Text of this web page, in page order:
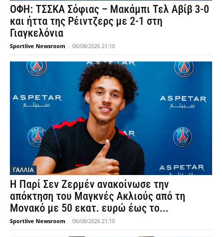
ΟΦΗ: ΤΣΣΚΑ Σόφιας – Μακάμπι Τελ Αβίβ 3-0
και ήττα της Ρέιντζερς με 2-1 στη
Γιαγκελόνια
Sportlive Newsroom - 06/08/2026 21:10
ΓΑΛΛΙΑ
Η Παρί Σεν Ζερμέν ανακοίνωσε την
απόκτηση του Μαγκνές Ακλιούς από τη
Μονακό με 50 εκατ. ευρώ έως το...
Sportlive Newsroom - 06/08/2026 21:10